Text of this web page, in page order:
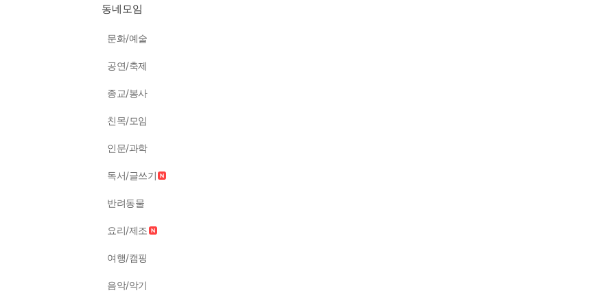
동네모임
문화/예술
공연/축제
종교/봉사
친목/모임
인문/과학
독서/글쓰기
반려동물
요리/제조
여행/캠핑
음악/악기